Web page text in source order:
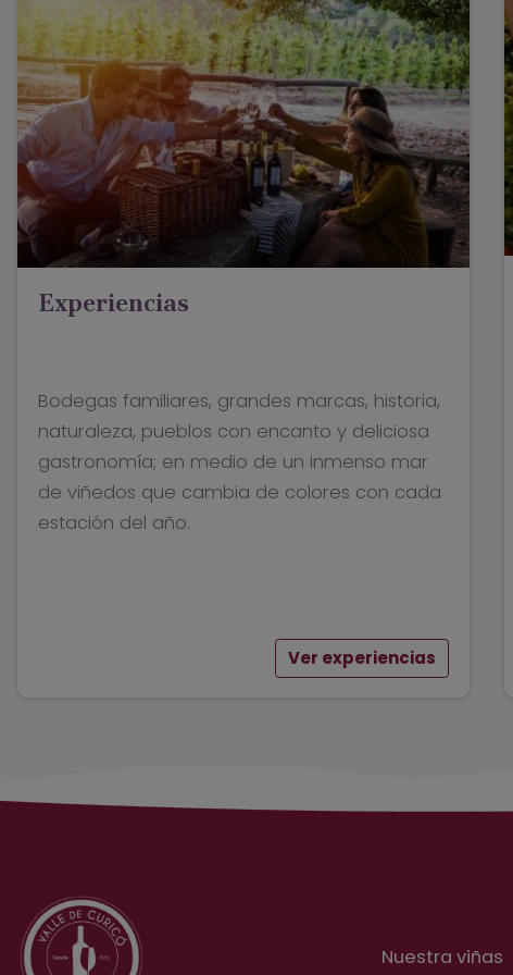
Experiencias
Bodegas familiares, grandes marcas, historia,
naturaleza, pueblos con encanto y deliciosa
gastronomía; en medio de un inmenso mar
de viñedos que cambia de colores con cada
estación del año.
Ver experiencias
Nuestra viñas